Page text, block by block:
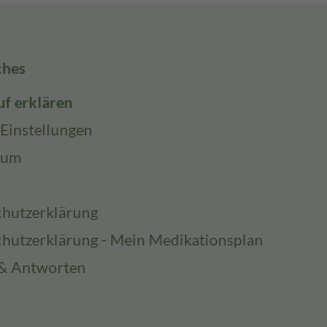
erklären
- Mein Medikationsplan
Antworten